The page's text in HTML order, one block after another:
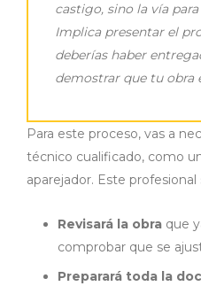
castigo, sino la vía
Implica presentar el
deberías haber
demostrar que tu obra
Para este proceso, vas a
técnico cualificado, como
aparejador. Este
Revisará la obra que
comprobar que se
Preparará toda la